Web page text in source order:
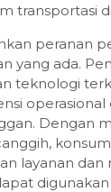
transportasi
peranan
yang ada.
teknologi
Dengan
layanan dan